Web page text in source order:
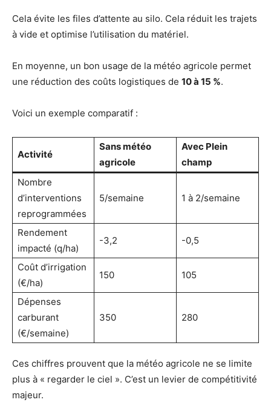
Cela évite les files d’attente au silo. Cela réduit les trajets
à vide et optimise l’utilisation du matériel.
En moyenne, un bon usage de la météo agricole permet
une réduction des coûts logistiques de 10 à 15 %.
Voici un exemple comparatif :
Activité
Sans météo
agricole
Avec Plein
champ
Nombre
d’interventions
reprogrammées
5/semaine 1 à 2/semaine
Rendement
impacté (q/ha)
-3,2 -0,5
Coût d’irrigation
(€/ha)
150 105
Dépenses
carburant
(€/semaine)
350 280
Ces chiffres prouvent que la météo agricole ne se limite
plus à « regarder le ciel ». C’est un levier de compétitivité
majeur.